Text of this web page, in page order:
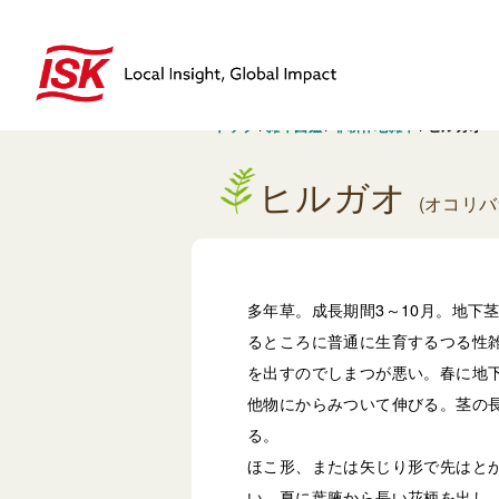
トップ /雑草図鑑/ 非耕作地雑草 / ヒルガオ
ヒルガオ (オコリ
多年草。成長期間3～10月。地下
るところに普通に生育するつる性
を出すのでしまつが悪い。春に地
他物にからみついて伸びる。茎の
る。
ほこ形、または矢じり形で先はと